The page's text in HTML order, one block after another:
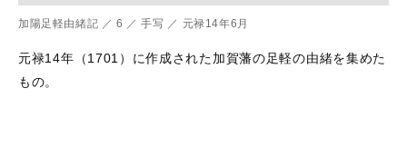
加陽足軽由緒記 ／ 6 ／ 手写 ／ 元禄14年6月
元禄14年（1701）に作成された加賀藩の足軽の由緒を集めた
もの。